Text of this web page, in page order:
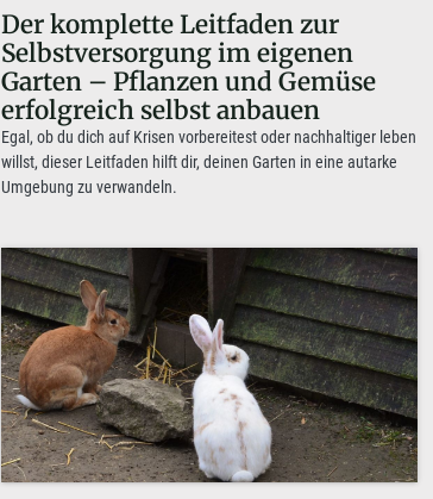
Der komplette Leitfaden zur
Selbstversorgung im eigenen
Garten – Pflanzen und Gemüse
erfolgreich selbst anbauen
Egal, ob du dich auf Krisen vorbereitest oder nachhaltiger leben
willst, dieser Leitfaden hilft dir, deinen Garten in eine autarke
Umgebung zu verwandeln.